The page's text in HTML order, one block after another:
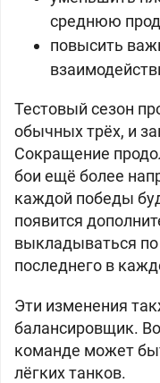
среднюю
повысить
Тестовый сезон
обычных трёх, и
Сокращение
бои ещё более
каждой победы
появится
выкладываться
последнего в
Эти изменения
балансировщик.
команде может
лёгких танков.